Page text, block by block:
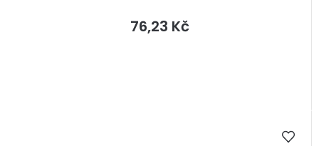
76,23 Kč